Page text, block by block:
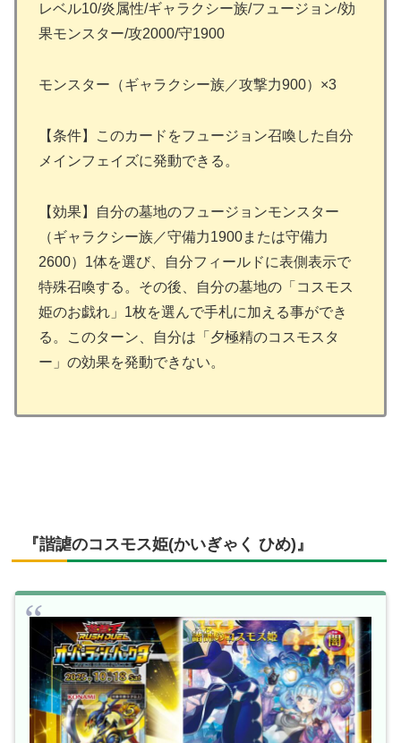
レベル10/炎属性/ギャラクシー族/フュージョン/効
果モンスター/攻2000/守1900
モンスター（ギャラクシー族／攻撃力900）×3
【条件】このカードをフュージョン召喚した自分
メインフェイズに発動できる。
【効果】自分の墓地のフュージョンモンスター
（ギャラクシー族／守備力1900または守備力
2600）1体を選び、自分フィールドに表側表示で
特殊召喚する。その後、自分の墓地の「コスモス
姫のお戯れ」1枚を選んで手札に加える事ができ
る。このターン、自分は「夕極精のコスモスタ
ー」の効果を発動できない。
『諧謔のコスモス姫(かいぎゃく ひめ)』